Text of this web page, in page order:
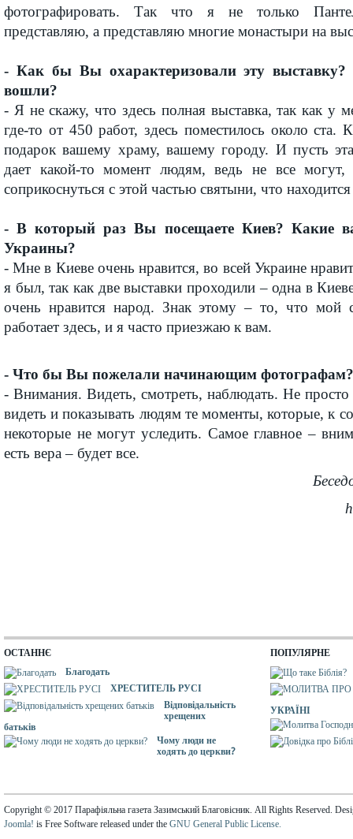
фотографировать. Так что я не только
представляю, а представляю многие монастыри на
- Как бы Вы охарактеризовали эту
вошли?
- Я не скажу, что здесь полная выставка, так как у
где-то от 450 работ, здесь поместилось около ста.
подарок вашему храму, вашему городу. И пусть
дает какой-то момент людям, ведь не все
соприкоснуться с этой частью святыни, что
- В который раз Вы посещаете Киев? Какие
Украины?
- Мне в Киеве очень нравится, во всей Украине
я был, так как две выставки проходили – одна в
очень нравится народ. Знак этому – то, что мой
работает здесь, и я часто приезжаю к вам.
- Что бы Вы пожелали начинающим фотографам?
- Внимания. Видеть, смотреть, наблюдать. Не
видеть и показывать людям те моменты, которые, к
некоторые не могут уследить. Самое главное –
есть вера – будет все.
ОСТАННЄ
Благодать
ХРЕСТИТЕЛЬ РУСІ
Відповідальність
хрещених
батьків
Чому люди не
ходять до церкви?
ПОПУЛЯРНЕ
УКРАЇНІ
Copyright © 2017 Парафіяльна газета Зазимський Благовісник. All Rights Reserved.
Joomla! is Free Software released under the GNU General Public License.